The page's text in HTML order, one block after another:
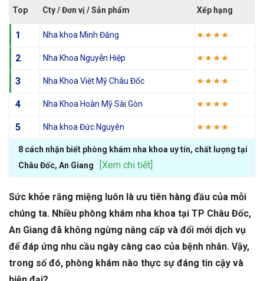
Top Cty / Đơn vị / Sản phẩm Xếp hạng
1 Nha khoa Minh Đăng
2 Nha Khoa Nguyễn Hiệp
3 Nha Khoa Việt Mỹ Châu Đốc
4 Nha Khoa Hoàn Mỹ Sài Gòn
5 Nha khoa Đức Nguyên
8 cách nhận biết phòng khám nha khoa uy tín, chất lượng tại
Châu Đốc, An Giang
[Xem chi tiết]
Sức khỏe răng miệng luôn là ưu tiên hàng đầu của mỗi
chúng ta. Nhiều phòng khám nha khoa tại TP Châu Đốc,
An Giang đã không ngừng nâng cấp và đổi mới dịch vụ
để đáp ứng nhu cầu ngày càng cao của bệnh nhân. Vậy,
trong số đó, phòng khám nào thực sự đáng tin cậy và